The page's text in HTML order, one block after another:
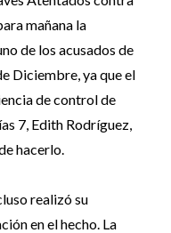
mañana la
de los acusados de
Diciembre, ya que el
de control de
7, Edith Rodríguez,
hacerlo.
realizó su
en el hecho. La